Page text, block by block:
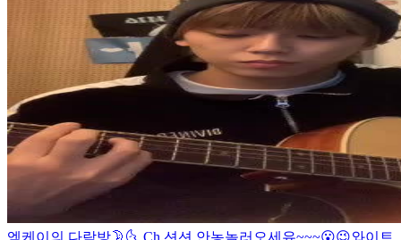
엠케이의 다락방🌛🌜 Ch.션션 안농놀러오세유~~~😮😉와이트